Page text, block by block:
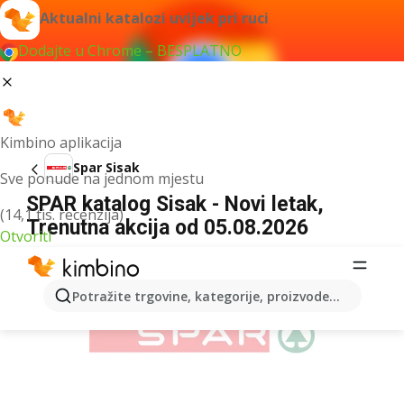
Aktualni katalozi uvijek pri ruci
Dodajte u Chrome – BESPLATNO
Kimbino aplikacija
Sve ponude na jednom mjestu
(14,1 tis. recenzija)
Otvoriti
Potražite trgovine, kategorije, proizvode...
Spar Sisak
SPAR katalog Sisak - Novi letak,
Trenutna akcija od 05.08.2026